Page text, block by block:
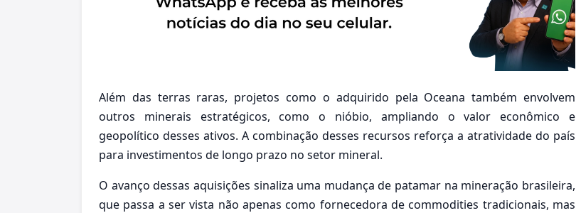
Além das terras raras, projetos como o adquirido pela Oceana também envolvem
outros minerais estratégicos, como o nióbio, ampliando o valor econômico e
geopolítico desses ativos. A combinação desses recursos reforça a atratividade do país
para investimentos de longo prazo no setor mineral.
O avanço dessas aquisições sinaliza uma mudança de patamar na mineração brasileira,
que passa a ser vista não apenas como fornecedora de commodities tradicionais, mas